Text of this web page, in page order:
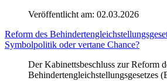
Veröffentlicht am: 02.03.2026
Reform des
Symbolpolitik oder vertane Chance?
Der Kabinettsbeschluss zur Reform
Behindertengleichstellungsgesetzes